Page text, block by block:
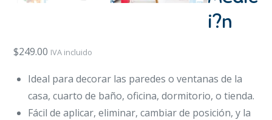
i?n
$249.00 IVA incluido
Ideal para decorar las paredes o ventanas de la
casa, cuarto de baño, oficina, dormitorio, o tienda.
Fácil de aplicar, eliminar, cambiar de posición, y la